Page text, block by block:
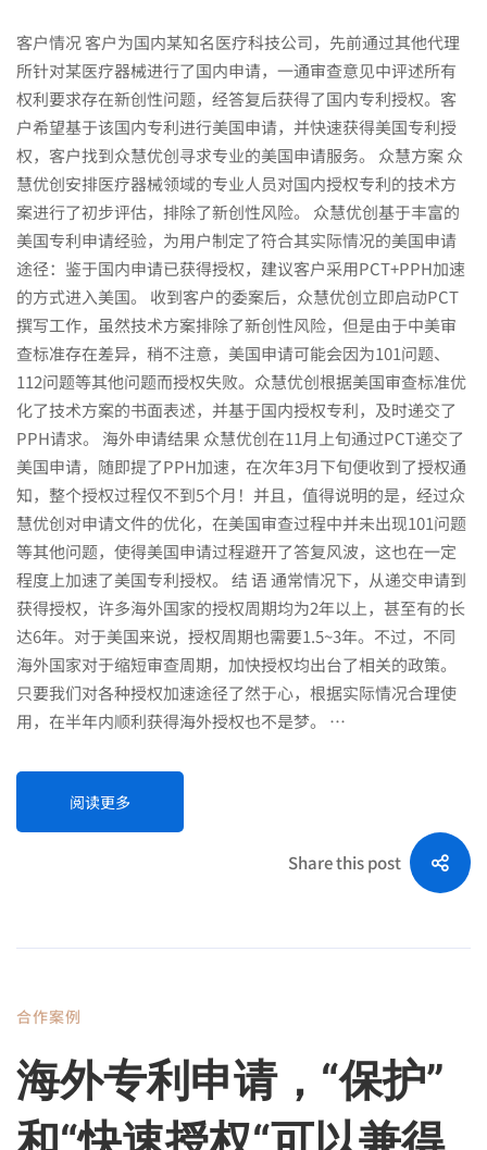
客户情况 客户为国内某知名医疗科技公司，先前通过其他代理
所针对某医疗器械进行了国内申请，一通审查意见中评述所有
权利要求存在新创性问题，经答复后获得了国内专利授权。客
户希望基于该国内专利进行美国申请，并快速获得美国专利授
权，客户找到众慧优创寻求专业的美国申请服务。 众慧方案 众
慧优创安排医疗器械领域的专业人员对国内授权专利的技术方
案进行了初步评估，排除了新创性风险。 众慧优创基于丰富的
美国专利申请经验，为用户制定了符合其实际情况的美国申请
途径：鉴于国内申请已获得授权，建议客户采用PCT+PPH加速
的方式进入美国。 收到客户的委案后，众慧优创立即启动PCT
撰写工作，虽然技术方案排除了新创性风险，但是由于中美审
查标准存在差异，稍不注意，美国申请可能会因为101问题、
112问题等其他问题而授权失败。众慧优创根据美国审查标准优
化了技术方案的书面表述，并基于国内授权专利，及时递交了
PPH请求。 海外申请结果 众慧优创在11月上旬通过PCT递交了
美国申请，随即提了PPH加速，在次年3月下旬便收到了授权通
知，整个授权过程仅不到5个月！并且，值得说明的是，经过众
慧优创对申请文件的优化，在美国审查过程中并未出现101问题
等其他问题，使得美国申请过程避开了答复风波，这也在一定
程度上加速了美国专利授权。 结 语 通常情况下，从递交申请到
获得授权，许多海外国家的授权周期均为2年以上，甚至有的长
达6年。对于美国来说，授权周期也需要1.5~3年。不过，不同
海外国家对于缩短审查周期，加快授权均出台了相关的政策。
只要我们对各种授权加速途径了然于心，根据实际情况合理使
用，在半年内顺利获得海外授权也不是梦。 …
阅读更多
Share this post
合作案例
海外专利申请，“保护”